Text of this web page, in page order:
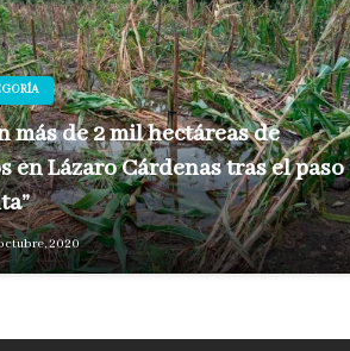
más de 2 mil hectáreas de
en Lázaro Cárdenas tras el paso
2020